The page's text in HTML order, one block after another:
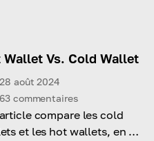
Wallet Vs. Cold Wallet
28 août 2024
63 commentaires
compare les cold
et les hot wallets, en se